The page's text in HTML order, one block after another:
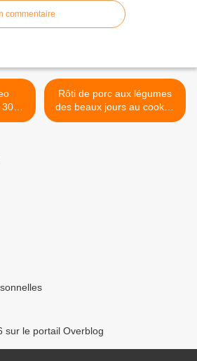
commentaire
Rôti de porc aux légumes
des beaux jours au cookeo
>
sur le portail Overblog